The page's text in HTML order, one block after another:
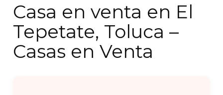
Casa en venta en El
Tepetate, Toluca –
Casas en Venta